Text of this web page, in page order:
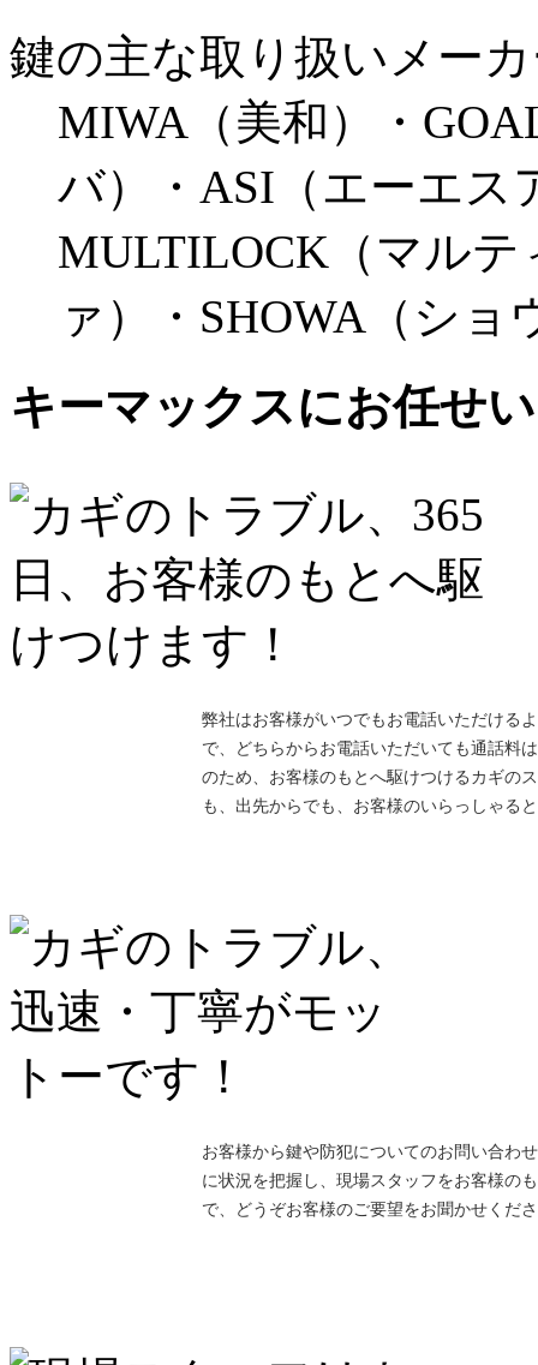
鍵の主な取り扱いメー
MIWA（美和）・
バ）・ASI（エーエス
MULTILOCK（マル
ァ）・SHOWA（ショ
キーマックスにお任せ
弊社はお客様がいつでもお電話いただける
で、どちらからお電話いただいても通話料
のため、お客様のもとへ駆けつけるカギの
も、出先からでも、お客様のいらっしゃる
お客様から鍵や防犯についてのお問い合わ
に状況を把握し、現場スタッフをお客様の
で、どうぞお客様のご要望をお聞かせくだ